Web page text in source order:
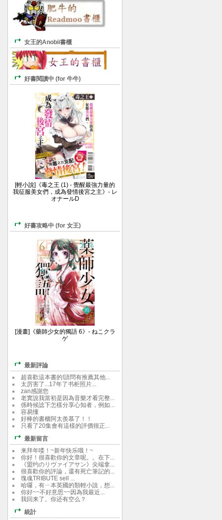
女王的Anobii書櫃
好書閱讀中 (for 牛牛)
[輕小說]《毒之王 (1) - 覺醒最強力量的
我征服美女們，成為發情後宮之主》- レ
オナールD
好書攻略中 (for 女王)
[漫畫]《藥師少女的獨語 6》- ねこクラ
ゲ
最新評論
超喜歡這本書的!請問有推薦其他...
太厉害了...17年了书柜照片...
zan感謝您
老實說我當初是因為音樂才看完整...
係時候諗下怎樣分享心知者，例如...
容易懂
好棒的書櫃阿太羨慕了！！
只看了20集會有這樣的評價很正...
最新留言
来拜年喽！~新年快乐哦！~
你好！很喜歡你的文章呢。。在下...
《盟约のリヴァイアサン》尖端拿...
很喜歡你的評論，還有死亡筆記的...
塊魂TRIBUTE sell ...
哈囉，有ㄧ本英國的類輕小說，想...
你好~~不好意思~~因為我最近...
我回来了。你还有空么？
統計